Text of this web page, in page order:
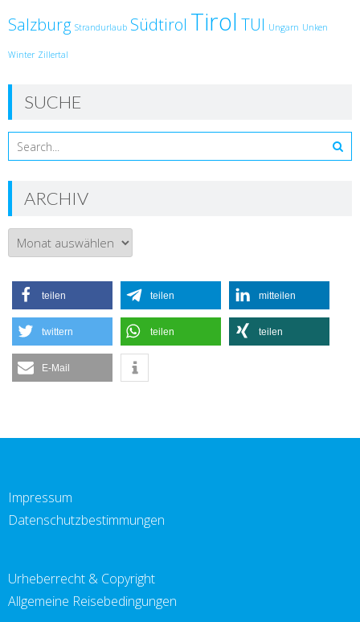
Salzburg Strandurlaub Südtirol Tirol TUI Ungarn Unken
Winter Zillertal
SUCHE
ARCHIV
Archiv
teilen teilen mitteilen
twittern teilen teilen
E-Mail
Impressum
Datenschutzbestimmungen
Urheberrecht & Copyright
Allgemeine Reisebedingungen